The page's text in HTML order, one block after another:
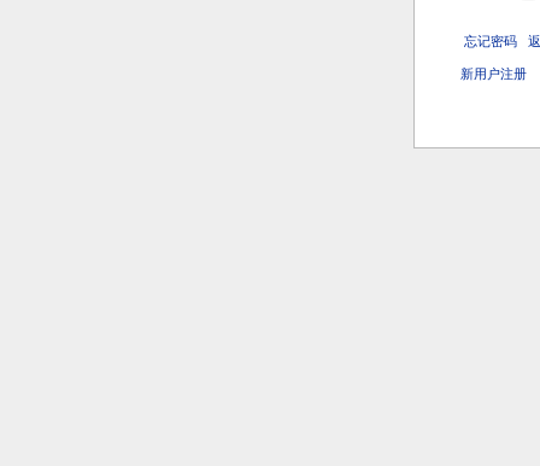
忘记密码
新用户注册